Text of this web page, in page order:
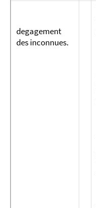
degagement
des inconnues.